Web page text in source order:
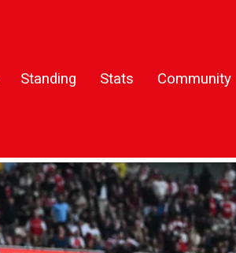
Standing Stats Community